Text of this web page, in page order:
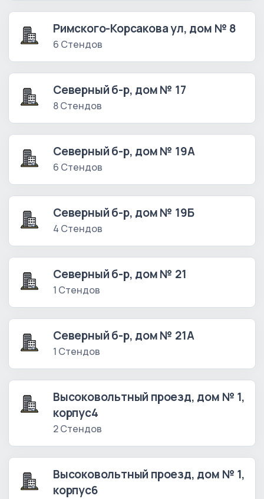
Римского-Корсакова ул, дом № 8
6 Стендов
Северный б-р, дом № 17
8 Стендов
Северный б-р, дом № 19А
6 Стендов
Северный б-р, дом № 19Б
4 Стендов
Северный б-р, дом № 21
1 Стендов
Северный б-р, дом № 21А
1 Стендов
Высоковольтный проезд, дом № 1,
корпус4
2 Стендов
Высоковольтный проезд, дом № 1,
корпус6